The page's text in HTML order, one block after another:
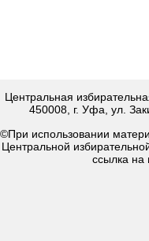
Центральная
450008, г. Уфа, ул.
©При использовании
Центральной
ссылка на